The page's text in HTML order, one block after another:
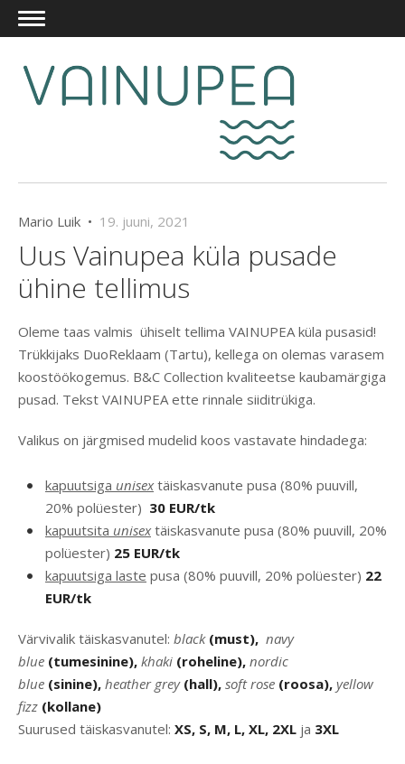
Mario Luik • 19. juuni, 2021
Uus Vainupea küla pusade
ühine tellimus
Oleme taas valmis ühiselt tellima VAINUPEA küla pusasid!
Trükkijaks DuoReklaam (Tartu), kellega on olemas varasem
koostöökogemus. B&C Collection kvaliteetse kaubamärgiga
pusad. Tekst VAINUPEA ette rinnale siiditrükiga.
Valikus on järgmised mudelid koos vastavate hindadega:
kapuutsiga unisextäiskasvanute pusa (80% puuvill,
20% polüester) 30 EUR/tk
kapuutsita unisex täiskasvanute pusa (80% puuvill, 20%
polüester) 25 EUR/tk
kapuutsiga laste pusa (80% puuvill, 20% polüester) 22
EUR/tk
Värvivalik täiskasvanutel: black(must), navy
blue (tumesinine), khaki (roheline), nordic
blue (sinine), heather grey(hall), soft rose (roosa), yellow
fizz (kollane)
Suurused täiskasvanutel: XS, S, M, L, XL, 2XL ja 3XL